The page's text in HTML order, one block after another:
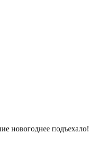
новогоднее подъехало!